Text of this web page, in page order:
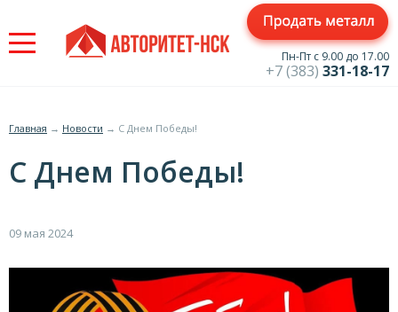
to
navigation
Пн-Пт с 9.00 до 17.00
+7 (383) 331-18-17
Вы
здесь
Главная → Новости → С Днем Победы!
С Днем Победы!